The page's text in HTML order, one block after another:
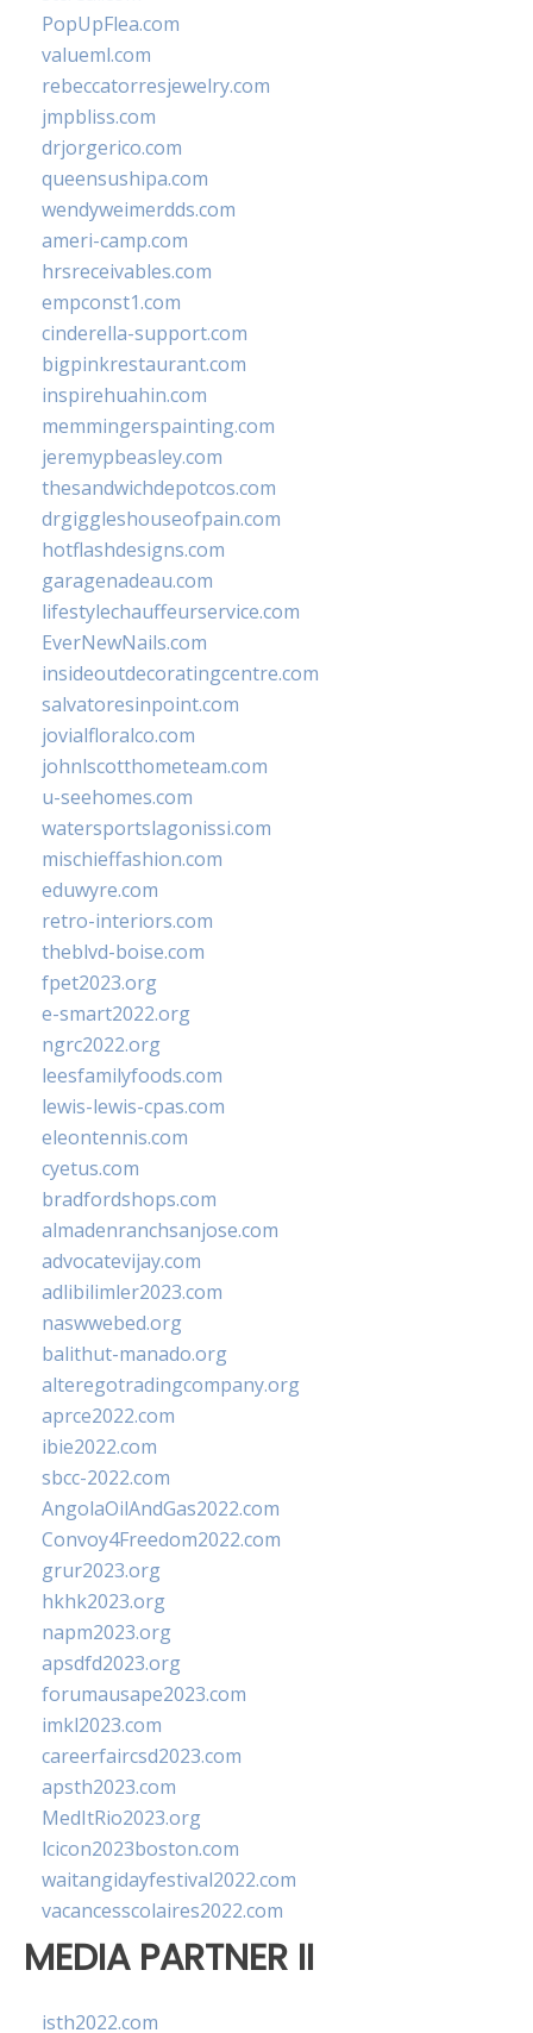
PopUpFlea.com
valueml.com
rebeccatorresjewelry.com
jmpbliss.com
drjorgerico.com
queensushipa.com
wendyweimerdds.com
ameri-camp.com
hrsreceivables.com
empconst1.com
cinderella-support.com
bigpinkrestaurant.com
inspirehuahin.com
memmingerspainting.com
jeremypbeasley.com
thesandwichdepotcos.com
drgiggleshouseofpain.com
hotflashdesigns.com
garagenadeau.com
lifestylechauffeurservice.com
EverNewNails.com
insideoutdecoratingcentre.com
salvatoresinpoint.com
jovialfloralco.com
johnlscotthometeam.com
u-seehomes.com
watersportslagonissi.com
mischieffashion.com
eduwyre.com
retro-interiors.com
theblvd-boise.com
fpet2023.org
e-smart2022.org
ngrc2022.org
leesfamilyfoods.com
lewis-lewis-cpas.com
eleontennis.com
cyetus.com
bradfordshops.com
almadenranchsanjose.com
advocatevijay.com
adlibilimler2023.com
naswwebed.org
balithut-manado.org
alteregotradingcompany.org
aprce2022.com
ibie2022.com
sbcc-2022.com
AngolaOilAndGas2022.com
Convoy4Freedom2022.com
grur2023.org
hkhk2023.org
napm2023.org
apsdfd2023.org
forumausape2023.com
imkl2023.com
careerfaircsd2023.com
apsth2023.com
MedItRio2023.org
lcicon2023boston.com
waitangidayfestival2022.com
vacancesscolaires2022.com
MEDIA PARTNER II
isth2022.com